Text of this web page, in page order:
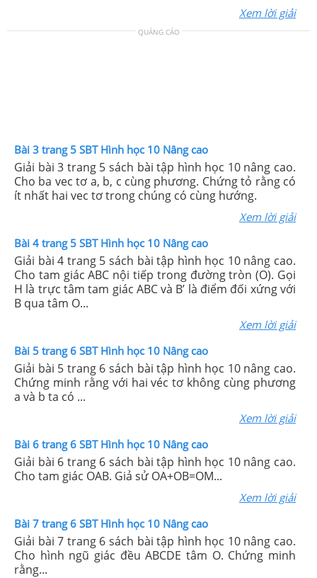
Xem lời giải
QUẢNG CÁO
Bài 3 trang 5 SBT Hình học 10 Nâng cao
Giải bài 3 trang 5 sách bài tập hình học 10 nâng cao.
Cho ba vec tơ a, b, c cùng phương. Chứng tỏ rằng có
ít nhất hai vec tơ trong chúng có cùng hướng.
Xem lời giải
Bài 4 trang 5 SBT Hình học 10 Nâng cao
Giải bài 4 trang 5 sách bài tập hình học 10 nâng cao.
Cho tam giác ABC nội tiếp trong đường tròn (O). Gọi
H là trực tâm tam giác ABC và B’ là điểm đối xứng với
B qua tâm O...
Xem lời giải
Bài 5 trang 6 SBT Hình học 10 Nâng cao
Giải bài 5 trang 6 sách bài tập hình học 10 nâng cao.
Chứng minh rằng với hai véc tơ không cùng phương
a và b ta có ...
Xem lời giải
Bài 6 trang 6 SBT Hình học 10 Nâng cao
Giải bài 6 trang 6 sách bài tập hình học 10 nâng cao.
Cho tam giác OAB. Giả sử OA+OB=OM...
Xem lời giải
Bài 7 trang 6 SBT Hình học 10 Nâng cao
Giải bài 7 trang 6 sách bài tập hình học 10 nâng cao.
Cho hình ngũ giác đều ABCDE tâm O. Chứng minh
rằng...